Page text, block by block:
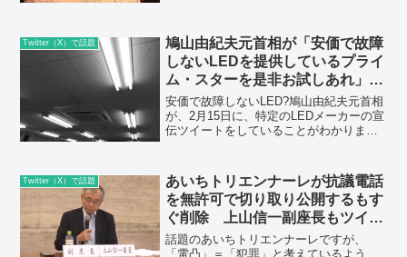
カ・ロサンゼルスのドルビーシアター
で...
Twitter（X）で話題
鳩山由紀夫元首相が「安価で故障
しないLEDを提供しているプライ
ム・スターを是非お試しあれ」と
宣伝ツイート
安価で故障しないLED?鳩山由紀夫元首相
が、2月15日に、特定のLEDメーカーの宣
伝ツイートをしていることがわかりまし
た。子どもの眼に良くない青色、電波雑
音、照明のム...
Twitter（X）で話題
あいちトリエンナーレが抗議電話
を無許可で切り取り公開するもす
ぐ削除 上山信一副座長もツイー
ト大量削除してブロック
話題のあいちトリエンナーレですが、
「電凸」＝「犯罪」と考えているよう